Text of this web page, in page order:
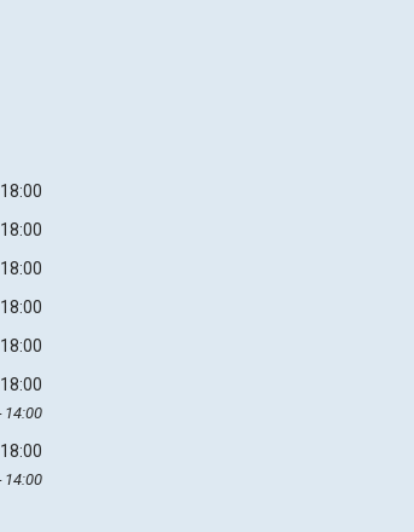
18:00
18:00
18:00
18:00
18:00
18:00
14:00
18:00
14:00